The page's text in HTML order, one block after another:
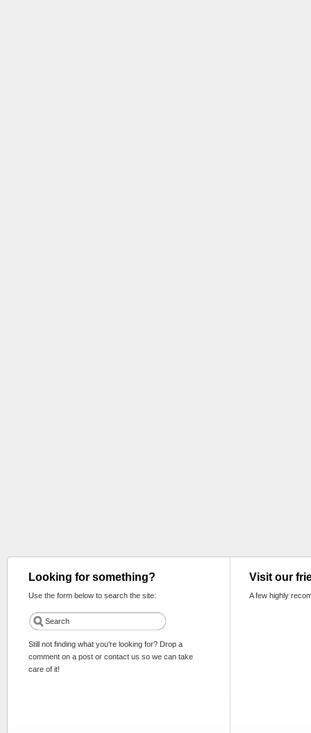
Looking for something?
Use the form below to search the site:
Still not finding what you're looking for? Drop a
comment on a post or contact us so we can take
care of it!
Visit our
A few highly